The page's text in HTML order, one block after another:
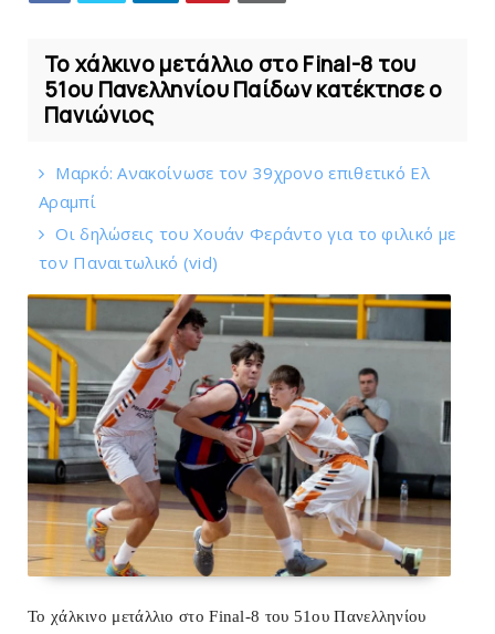
Το χάλκινο μετάλλιο στο Final-8 του
51ου Πανελληνίου Παίδων κατέκτησε ο
Πανιώνιος
Mαρκό: Ανακοίνωσε τον 39χρονο επιθετικό Ελ
Αραμπί
Οι δηλώσεις του Χουάν Φεράντο για το φιλικό με
τoν Παναιτωλικό (vid)
Το χάλκινο μετάλλιο στο Final-8 του 51ου Πανελληνίου